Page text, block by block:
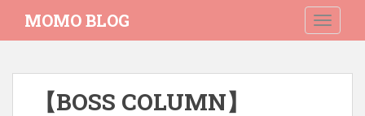
i
MOMO BLOG
【BOSS COLUMN】